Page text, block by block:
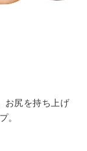
お尻を持ち上げ
。